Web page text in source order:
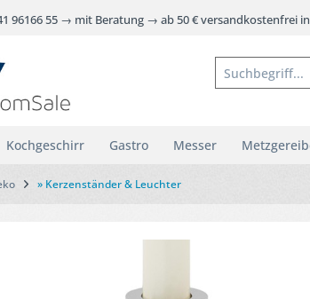
96166 55 → mit Beratung → ab 50 € versandkostenfrei
Kochgeschirr Gastro Messer
» Kerzenständer & Leuchter